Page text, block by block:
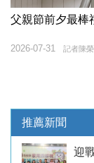
父親節前夕最
記者陳
2026-07-31
推薦新聞
迎